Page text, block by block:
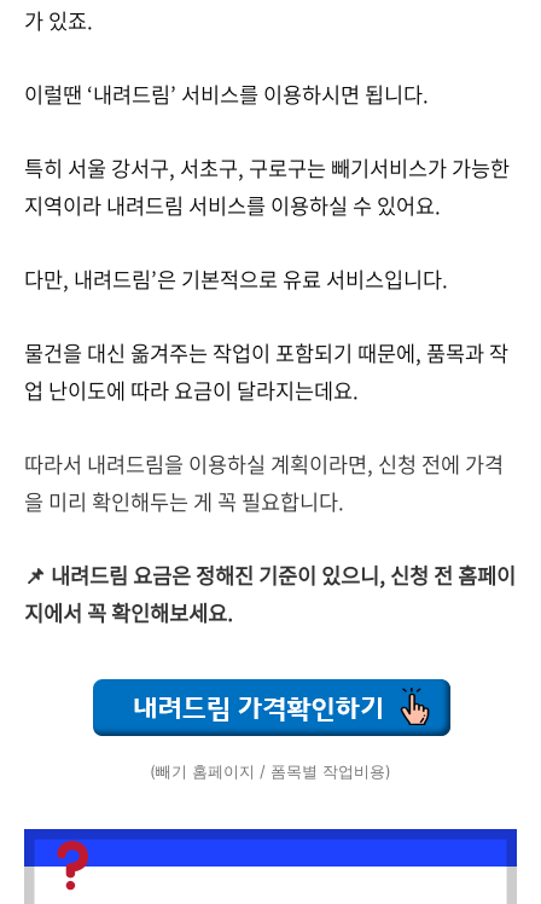
가 있죠.
이럴땐 ‘내려드림’ 서비스를 이용하시면 됩니다.
특히 서울 강서구, 서초구, 구로구는 빼기서비스가 가능한
지역이라 내려드림 서비스를 이용하실 수 있어요.
다만, 내려드림’은 기본적으로 유료 서비스입니다.
물건을 대신 옮겨주는 작업이 포함되기 때문에, 품목과 작
업 난이도에 따라 요금이 달라지는데요.
따라서 내려드림을 이용하실 계획이라면, 신청 전에 가격
을 미리 확인해두는 게 꼭 필요합니다.
📌 내려드림 요금은 정해진 기준이 있으니, 신청 전 홈페이
지에서 꼭 확인해보세요.
(빼기 홈페이지 / 폼목별 작업비용)